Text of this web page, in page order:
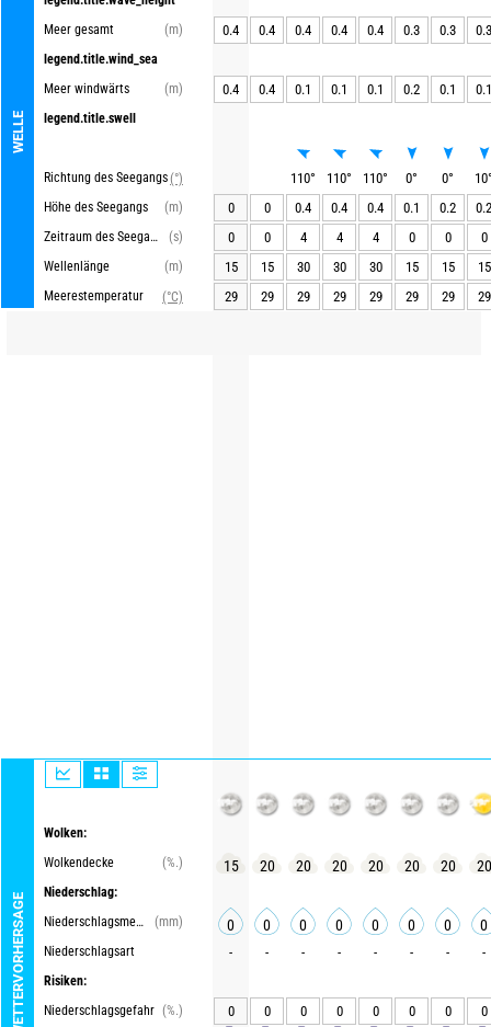
WELLE
Meer gesamt
(m)
legend.title.wind_sea
Meer windwärts
(m)
legend.title.swell
Richtung des Seegangs(°)
Höhe des Seegangs
(m)
Zeitraum des Seegangs
(s)
Wellenlänge
(m)
Meerestemperatur
(°C)
WETTERVORHERSAGE
Wolken:
Wolkendecke
(%.)
Niederschlag:
Niederschlagsmenge
(mm)
Niederschlagsart
Risiken:
Niederschlagsgefahr (%.)
0.4 0.4 0.4 0.4 0.4 0.3 0.3 0.3
0.4 0.4 0.1 0.1 0.1 0.2 0.1 0.1
110° 110° 110° 0° 0° 10
0
0 0.4 0.4 0.4 0.1 0.2
0.2
0
0 4 4 4 0 0
0
15
15 30 30 30 15 15
15
29
29 29 29 29 29 29 29
15 20 20 20 20 20 20 20
0 0 0 0 0 0 0 0
- - - - - - - -
0 0 0 0 0 0 0 0